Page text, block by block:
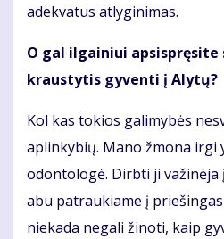
adekvatus atlyginimas.
O gal ilgainiui apsispręsite
kraustytis gyventi į Alytų?
Kol kas tokios galimybės
aplinkybių. Mano žmona irgi
odontologė. Dirbti ji važinėja
abu patraukiame į
niekada negali žinoti, kaip